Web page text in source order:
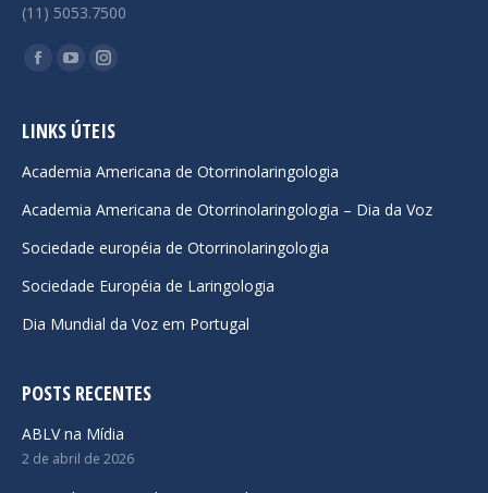
(11) 5053.7500
Encontre-nos em:
Facebook
opens
new
window
YouTube
opens
new
window
Instagram
opens
new
window
LINKS ÚTEIS
Academia Americana de Otorrinolaringologia
Academia Americana de Otorrinolaringologia – Dia da Voz
Sociedade européia de Otorrinolaringologia
Sociedade Européia de Laringologia
Dia Mundial da Voz em Portugal
POSTS RECENTES
ABLV na Mídia
2 de abril de 2026